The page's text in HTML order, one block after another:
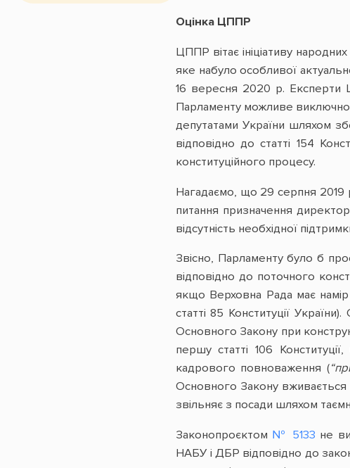
Оцінка ЦППР
ЦППР вітає ініціативу
яке набуло особливої
16 вересня 2020 р.
Парламенту можливе виключно
депутатами України шляхом
відповідно до статті 154
конституційного процесу.
Нагадаємо, що 29 серпня 2019
питання призначення
відсутність необхідної
Звісно, Парламенту було б
відповідно до поточного
якщо Верховна Рада має
статті 85 Конституції
Основного Закону при
першу статті 106
кадрового повноваження (
Основного Закону вживається
звільняє з посади шляхом
Законопроєктом № 5133 не
НАБУ і ДБР відповідно до